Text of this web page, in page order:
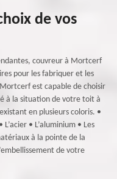
de vos
couvreur à Mortcerf
pour les fabriquer et les
est capable de choisir
à la situation de votre toit à
en plusieurs coloris. •
• L’aluminium • Les
à la pointe de la
de votre